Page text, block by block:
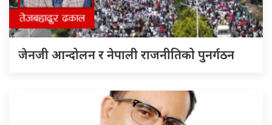
जेनजी आन्दोलन र नेपाली राजनीतिको पुनर्गठन